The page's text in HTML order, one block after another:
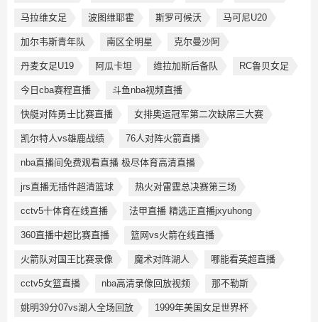
马拉维女足 波图维耶霍 斯罗可候沃 马可尼U20
加尔韦斯青年队 南区全明星 克尔曼沙阿
丹麦女足U19 阿瓜卡坦 维拉加斯后备队 RC鲁贝女足
今日cba赛程直播 斗鱼nba视频直播
快艇对阵勇士比赛直播 女排奥运冠军第二次缺席三大赛
凯尔特人vs雄鹿战绩 76人对阵火箭直播
nba直播间免费观看直播 极尽体育高清直播
jrs直播无插件超清篮球 热火对雷霆总决赛第三场
cctv5十体育在线直播 法甲直播 精选正直播jxyuhong
360直播中超比赛直播 篮网vs火箭在线直播
火箭队对国王比赛录像 魔术对阵湖人 哪能看英超直播
cctv5女篮直播 nba高清录像回放视频 那不勒斯
姚明39分07vs湖人全场回放 1999年美国女足世界杯